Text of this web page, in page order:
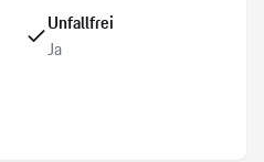
Unfallfrei
Ja